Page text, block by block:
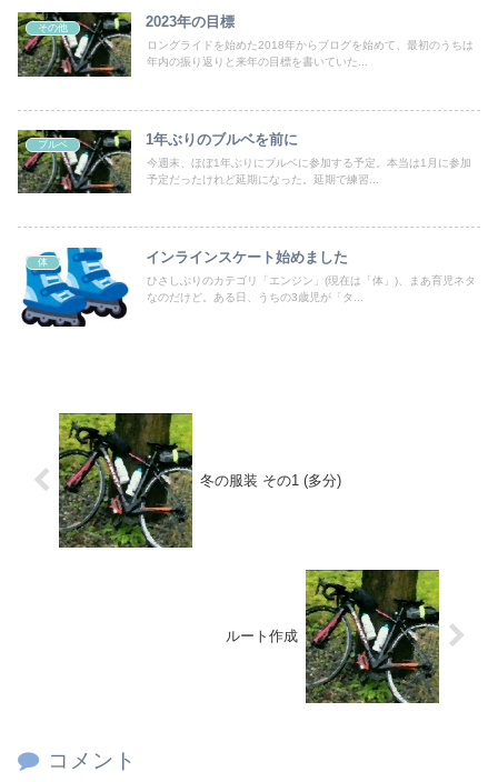
その他 2023年の目標
ロングライドを始めた2018年からブログを始めて、最初のうちは
年内の振り返りと来年の目標を書いていた...
ブルベ 1年ぶりのブルベを前に
今週末、ほぼ1年ぶりにブルベに参加する予定。本当は1月に参加
予定だったけれど延期になった。延期で練習...
体 インラインスケート始めました
ひさしぶりのカテゴリ「エンジン」(現在は「体」)、まあ育児ネタ
なのだけど。ある日、うちの3歳児が「タ...
冬の服装 その1 (多分)
ルート作成
コメント